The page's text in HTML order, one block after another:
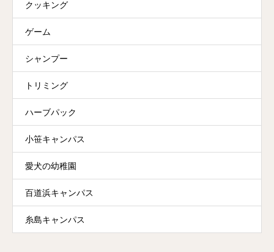
クッキング
ゲーム
シャンプー
トリミング
ハーブパック
小笹キャンパス
愛犬の幼稚園
百道浜キャンパス
糸島キャンパス